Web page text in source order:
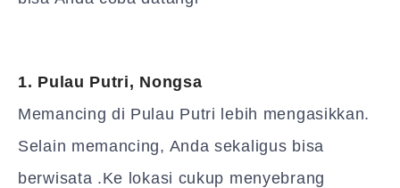
1. Pulau Putri, Nongsa
Memancing di Pulau Putri lebih mengasikkan.
Selain memancing, Anda sekaligus bisa
berwisata .Ke lokasi cukup menyebrang